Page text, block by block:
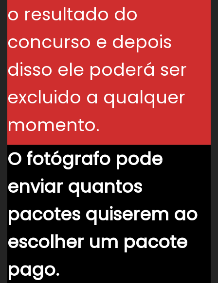
o resultado do
concurso e depois
disso ele poderá ser
excluido a qualquer
momento.
O fotógrafo pode
enviar quantos
pacotes quiserem ao
escolher um pacote
pago.